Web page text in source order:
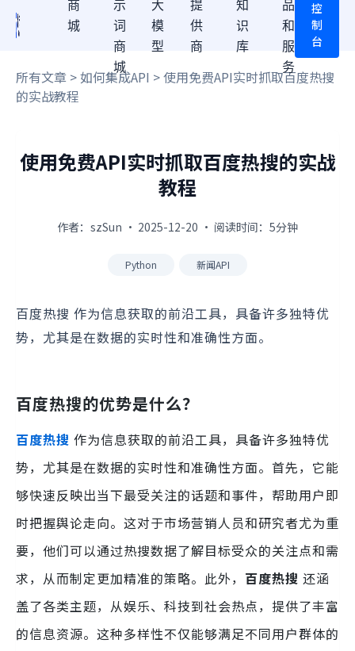
商
城
示
词
商
城
大
模
型
提
供
商
知
识
库
品
和
服
务
控
制
台
所有文章 >如何集成API > 使用免费API实时抓取百度热搜
的实战教程
使用免费API实时抓取百度热搜的实战
教程
作者：szSun · 2025-12-20 · 阅读时间：5分钟
Python 新闻API
百度热搜 作为信息获取的前沿工具，具备许多独特优
势，尤其是在数据的实时性和准确性方面。
百度热搜的优势是什么？
百度热搜 作为信息获取的前沿工具，具备许多独特优
势，尤其是在数据的实时性和准确性方面。首先，它能
够快速反映出当下最受关注的话题和事件，帮助用户即
时把握舆论走向。这对于市场营销人员和研究者尤为重
要，他们可以通过热搜数据了解目标受众的关注点和需
求，从而制定更加精准的策略。此外， 百度热搜 还涵
盖了各类主题，从娱乐、科技到社会热点，提供了丰富
的信息资源。这种多样性不仅能够满足不同用户群体的